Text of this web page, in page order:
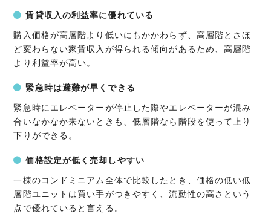
賃貸収入の利益率に優れている
購入価格が高層階より低いにもかかわらず、高層階とさほ
ど変わらない家賃収入が得られる傾向があるため、高層階
より利益率が高い。
緊急時は避難が早くできる
緊急時にエレベーターが停止した際やエレベーターが混み
合いなかなか来ないときも、低層階なら階段を使って上り
下りができる。
価格設定が低く売却しやすい
一棟のコンドミニアム全体で比較したとき、価格の低い低
層階ユニットは買い手がつきやすく、流動性の高さという
点で優れていると言える。